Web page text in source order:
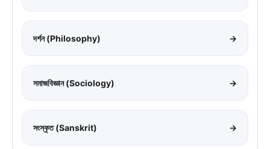
দর্শন (Philosophy) →
সমাজবিজ্ঞান (Sociology) →
সংস্কৃত (Sanskrit) →